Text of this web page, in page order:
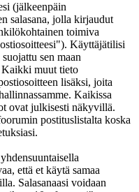
(jälkeenpäin
salasana, jolla kirjaudut
toimiva
Käyttäjätilisi
sen maan
Kaikki muut tieto
lisäksi, joita
Kaikissa
ovat julkisesti näkyvillä.
postituslistalta koska
että et käytä samaa
Salasanaasi voidaan